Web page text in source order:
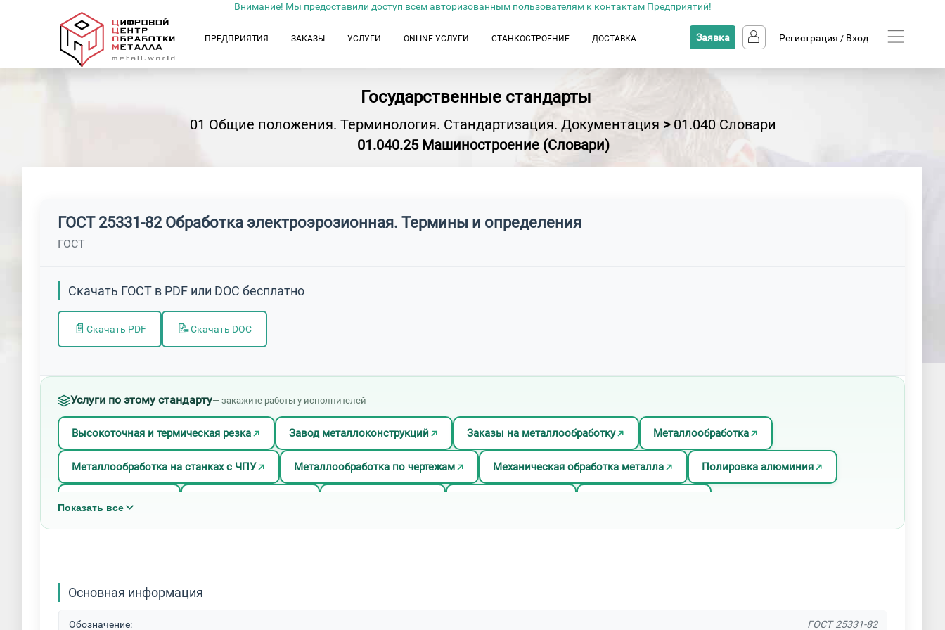
Внимание! Мы предоставили доступ всем авторизованным пользователям к контактам Предприятий!
ПРЕДПРИЯТИЯ ЗАКАЗЫ УСЛУГИ ONLINE УСЛУГИ СТАНКОСТРОЕНИЕ ДОСТАВКА Заявка Регистрация / Вход
Государственные стандарты
01 Общие положения. Терминология. Стандартизация. Документация > 01.040 Словари
01.040.25 Машиностроение (Словари)
ГОСТ 25331-82 Обработка электроэрозионная. Термины и определения
ГОСТ
Скачать ГОСТ в PDF или DOC бесплатно
📄 Скачать PDF 📝Скачать DOC
Услуги по этому стандарту— закажите работы у исполнителей
Высокоточная и термическая резка Завод металлоконструкций Заказы на металлообработку Металлообработка
Металлообработка на станках с ЧПУ Металлообработка по чертежам Механическая обработка металла Полировка алюминия
Показать все
Основная информация
Обозначение: ГОСТ 25331-82